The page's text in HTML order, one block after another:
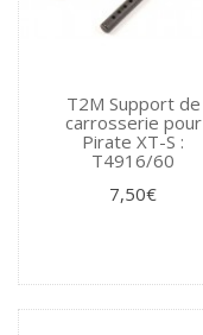
T2M Support de
carrosserie pour
Pirate XT-S :
T4916/60
7,50€